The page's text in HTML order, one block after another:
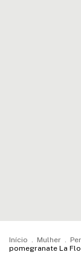
Início . Mulher .
pomegranate La